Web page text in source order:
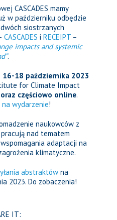
CASCADES mamy
w październiku odbędzie
siostrzanych
CASCADES i RECEIPT –
impacts and systemic
.
16-18 października 2023
for Climate Impact
częściowo online.
wydarzenie!
naukowców z
nad tematem
adaptacji na
klimatyczne.
abstraktów na
2023. Do zobaczenia!
IT: